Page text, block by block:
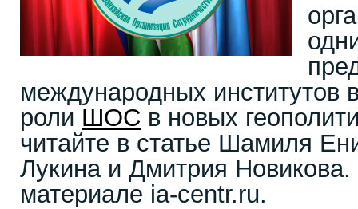
международных институтов
роли ШОС в новых
читайте в статье Шамиля
Лукина и Дмитрия
материале ia-centr.ru.